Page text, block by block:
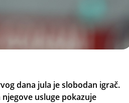
dana jula je slobodan igrač.
usluge pokazuje